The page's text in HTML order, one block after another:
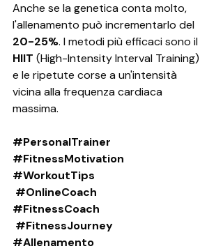
Anche se la genetica conta molto,
l'allenamento può incrementarlo del
20-25%. I metodi più efficaci sono il
HIIT (High-Intensity Interval Training)
e le ripetute corse a un'intensità
vicina alla frequenza cardiaca
massima.
#PersonalTrainer
#FitnessMotivation
#WorkoutTips
#OnlineCoach
#FitnessCoach
#FitnessJourney
#Allenamento